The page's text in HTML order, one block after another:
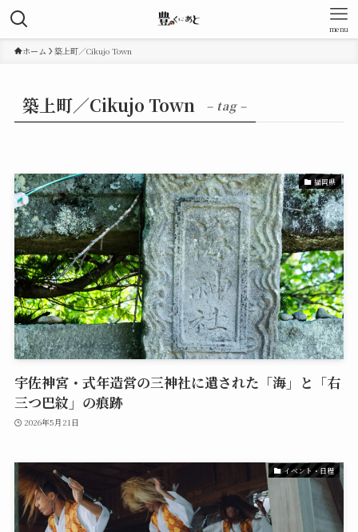
menu
ホーム 築上町／Cikujo Town
築上町／Cikujo Town – tag –
福岡県
宇佐神宮・式年造営の三神社に遺された「海」と「右
三つ巴紋」の痕跡
2026年5月21日
イベント・日程